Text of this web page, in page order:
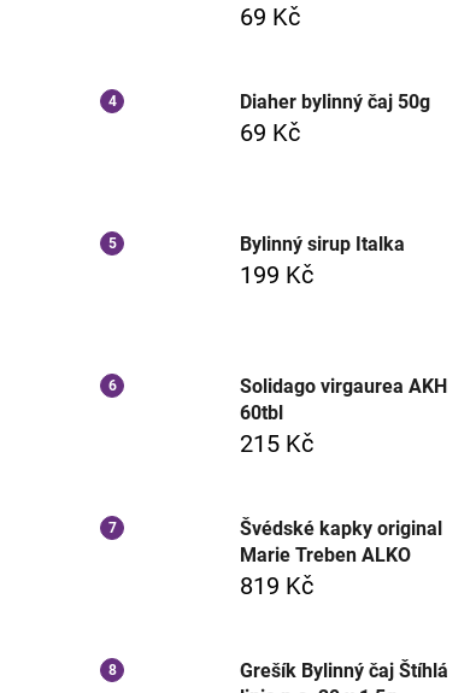
69 Kč
Diaher bylinný čaj 50g
69 Kč
Bylinný sirup Italka
199 Kč
Solidago virgaurea AKH
60tbl
215 Kč
Švédské kapky original
Marie Treben ALKO
819 Kč
Grešík Bylinný čaj Štíhlá